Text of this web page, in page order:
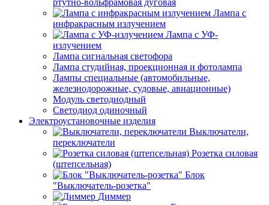
ртутно-вольфрамовая дуговая
Лампа с
инфракрасным излучением
Лампа с УФ-
излучением
Лампа сигнальная светофора
Лампа студийная, проекционная и фотолампа
Лампы специальные (автомобильные,
железнодорожные, судовые, авиационные)
Модуль светодиодный
Светодиод одиночный
Электроустановочные изделия
Выключатели,
переключатели
Розетка силовая
(штепсельная)
Блок
"Выключатель-розетка"
Диммер